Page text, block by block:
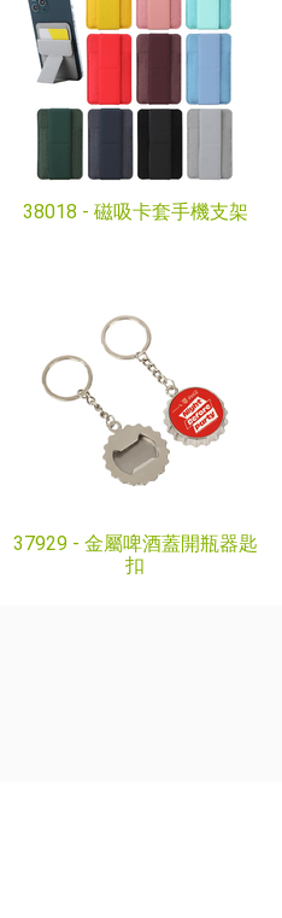
38018 - 磁吸卡套手機支架
37929 - 金屬啤酒蓋開瓶器匙
扣